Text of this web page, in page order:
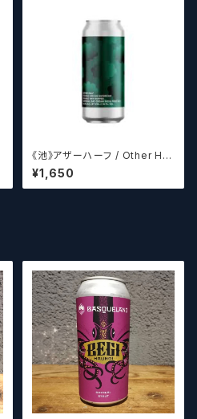
《池》アザーハーフ / Other Hal
f Double Simcoe Daydrea
m 【クラフトビールシザーズ】
¥1,650